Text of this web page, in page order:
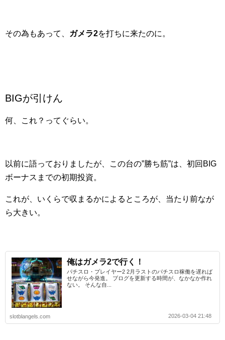
その為もあって、 ガメラ2を打ちに来たのに。
BIGが引けん
何、これ？ってぐらい。
以前に語っておりましたが、この台の”勝ち筋”は、初回BIG
ボーナスまでの初期投資。
これが、いくらで収まるかによるところが、当たり前なが
ら大きい。
俺はガメラ2で行く！
パチスロ・プレイヤー2 2月ラストのパチスロ稼働を遅れば
せながら今発進。 ブログを更新する時間が、なかなか作れ
ない。 そんな自...
slotblangels.com 2026-03-04 21:48